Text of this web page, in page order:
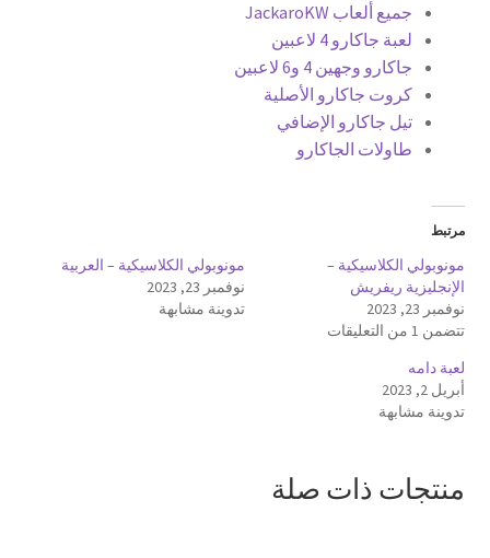
جميع ألعاب JackaroKW
لعبة جاكارو 4 لاعبين
جاكارو وجهين 4 و6 لاعبين
كروت جاكارو الأصلية
تيل جاكارو الإضافي
طاولات الجاكارو
مرتبط
مونوبولي الكلاسيكية –
الإنجليزية ريفريش
نوفمبر 23, 2023
تتضمن 1 من التعليقات
مونوبولي الكلاسيكية – العربية
نوفمبر 23, 2023
تدوينة مشابهة
لعبة دامه
أبريل 2, 2023
تدوينة مشابهة
منتجات ذات صلة